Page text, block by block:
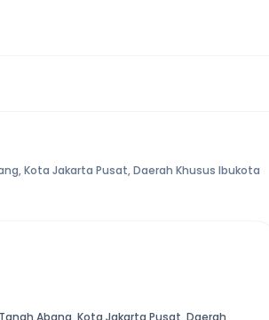
Kota Jakarta Pusat, Daerah Khusus Ibukota
Abang, Kota Jakarta Pusat, Daerah